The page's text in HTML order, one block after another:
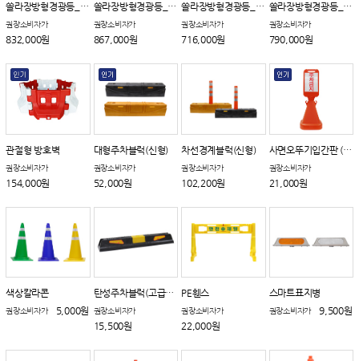
쏠라장방형경광등_A타입
권장소비자가
832,000원
쏠라장방형경광등_B타입
권장소비자가
867,000원
쏠라장방형경광등_C타입
권장소비자가
716,000원
쏠라장방형경광등_D타입(신형)
권장소비자가
790,000원
관절형 방호벽
권장소비자가
154,000원
대형주차블럭(신형)
권장소비자가
52,000원
차선경계블럭(신형)
권장소비자가
102,200원
사면오뚜기입간판 (회전체결형)
권장소비자가
21,000원
색상칼라콘
권장소비자가 5,000원
탄성주차블럭(고급차량용)
권장소비자가
15,500원
PE휀스
권장소비자가
22,000원
스마트표지병
권장소비자가 9,500원